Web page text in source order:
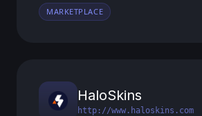
MARKETPLACE
HaloSkins
http://www.haloskins.com